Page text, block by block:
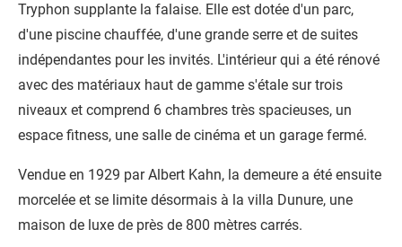
Tryphon supplante la falaise. Elle est dotée d'un parc,
d'une piscine chauffée, d'une grande serre et de suites
indépendantes pour les invités. L'intérieur qui a été rénové
avec des matériaux haut de gamme s'étale sur trois
niveaux et comprend 6 chambres très spacieuses, un
espace fitness, une salle de cinéma et un garage fermé.
Vendue en 1929 par Albert Kahn, la demeure a été ensuite
morcelée et se limite désormais à la villa Dunure, une
maison de luxe de près de 800 mètres carrés.